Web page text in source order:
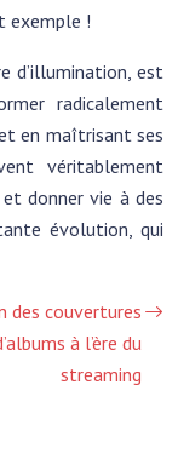
exemple !
d’illumination, est
radicalement
en maîtrisant ses
véritablement
donner vie à des
évolution, qui
des couvertures
à l’ère du
streaming